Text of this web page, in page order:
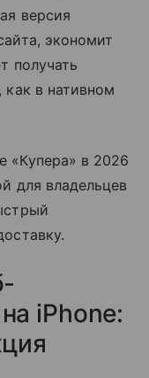
версия
экономит
получать
как в нативном
«Купера» в 2026
для владельцев
iPhone: